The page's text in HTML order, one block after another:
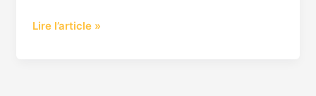
Lire l’article »